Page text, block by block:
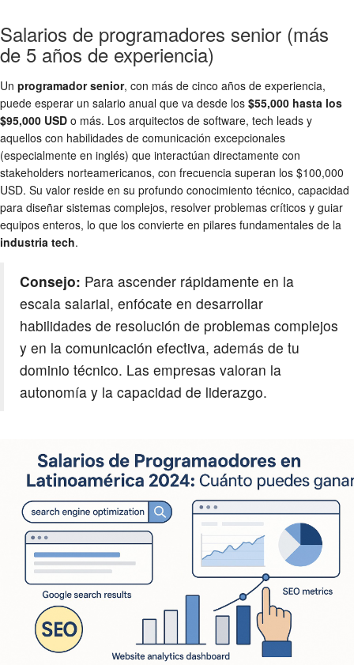
Salarios de programadores senior (más
de 5 años de experiencia)
Un programador senior, con más de cinco años de experiencia,
puede esperar un salario anual que va desde los $55,000 hasta los
$95,000 USD o más. Los arquitectos de software, tech leads y
aquellos con habilidades de comunicación excepcionales
(especialmente en inglés) que interactúan directamente con
stakeholders norteamericanos, con frecuencia superan los $100,000
USD. Su valor reside en su profundo conocimiento técnico, capacidad
para diseñar sistemas complejos, resolver problemas críticos y guiar
equipos enteros, lo que los convierte en pilares fundamentales de la
industria tech.
Consejo: Para ascender rápidamente en la
escala salarial, enfócate en desarrollar
habilidades de resolución de problemas complejos
y en la comunicación efectiva, además de tu
dominio técnico. Las empresas valoran la
autonomía y la capacidad de liderazgo.